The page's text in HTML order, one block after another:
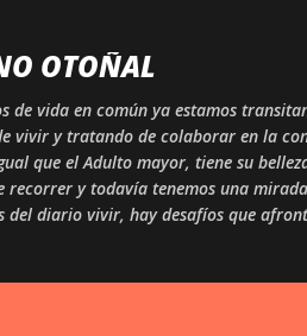
OTOÑAL
de vida en común ya estamos
vivir y tratando de colaborar en la
que el Adulto mayor, tiene su
recorrer y todavía tenemos una
del diario vivir, hay desafíos que